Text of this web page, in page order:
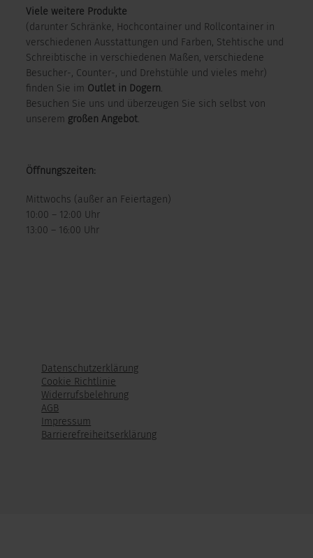
Viele weitere Produkte
(darunter Schränke, Hochcontainer und Rollcontainer in
verschiedenen Ausstattungen und Farben, Stehtische und
Schreibtische in verschiedenen Maßen, verschiedene
Besucher-, Counter-, und Drehstühle und vieles mehr)
finden Sie im Outlet in Dogern
Besuchen Sie uns und überzeugen Sie sich selbst von
unserem großen Angebot.
Öffnungszeiten:
Mittwochs (außer an Feiertagen)
10:00 – 12:00 Uhr
13:00 – 16:00 Uhr
Datenschutzerklärung
Cookie Richtlinie
Widerrufsbelehrung
AGB
Impressum
Barrierefreiheitserklärung